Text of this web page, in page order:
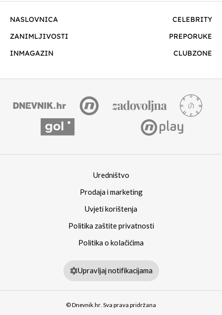
NASLOVNICA
CELEBRITY
ZANIMLJIVOSTI
PREPORUKE
INMAGAZIN
CLUBZONE
Uredništvo
Prodaja i marketing
Uvjeti korištenja
Politika zaštite privatnosti
Politika o kolačićima
Upravljaj notifikacijama
© Dnevnik.hr. Sva prava pridržana